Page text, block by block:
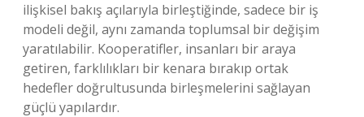
ilişkisel bakış açılarıyla birleştiğinde, sadece bir iş
modeli değil, aynı zamanda toplumsal bir değişim
yaratılabilir. Kooperatifler, insanları bir araya
getiren, farklılıkları bir kenara bırakıp ortak
hedefler doğrultusunda birleşmelerini sağlayan
güçlü yapılardır.